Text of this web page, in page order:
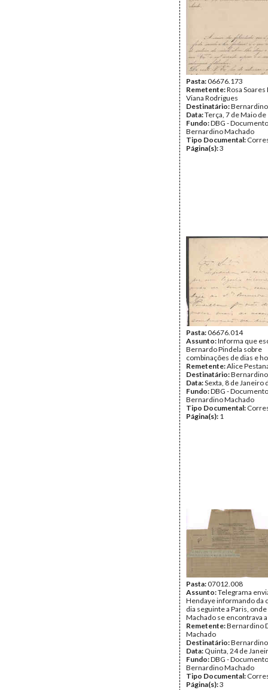
Pasta:06676.173
Remetente:Rosa Soares
Viana Rodrigues
Destinatário:
Data:Terça, 7 de Maio
Fundo:DBG -
Bernardino Machado
Tipo Documental:
Página(s):3
Pasta:06676.014
Assunto:Informa que
Bernardo Pindela sobre
combinações de dias e
Remetente:Alice
Destinatário:
Data:Sexta, 8 de Janeiro
Fundo:DBG -
Bernardino Machado
Tipo Documental:
Página(s): 1
Pasta:07012.008
Assunto:Telegrama
Hendaye informando da
dia seguinte a Paris,
Machado se encontrava
Remetente:Bernardino
Machado
Destinatário:
Data: Quinta, 24 de
Fundo:DBG -
Bernardino Machado
Tipo Documental:
Página(s):3